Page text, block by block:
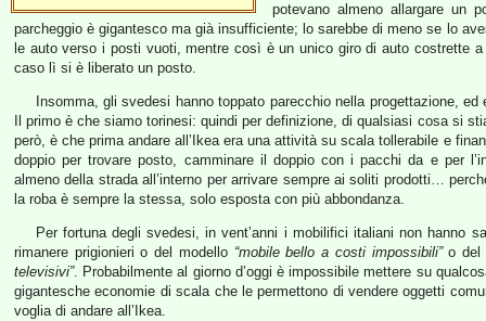
potevano almeno allargare un
parcheggio è gigantesco ma già insufficiente; lo sarebbe di meno se lo
le auto verso i posti vuoti, mentre così è un unico giro di auto costrette
caso lì si è liberato un posto.
Insomma, gli svedesi hanno toppato parecchio nella progettazione,
Il primo è che siamo torinesi: quindi per definizione, di qualsiasi cosa si
però, è che prima andare all’Ikea era una attività su scala tollerabile e
doppio per trovare posto, camminare il doppio con i pacchi da e per
almeno della strada all’interno per arrivare sempre ai soliti prodotti…
la roba è sempre la stessa, solo esposta con più abbondanza.
Per fortuna degli svedesi, in vent’anni i mobilifici italiani non hanno
rimanere prigionieri o del modello “mobile bello a costi impossibili”o del
televisivi”. Probabilmente al giorno d’oggi è impossibile mettere su
gigantesche economie di scala che le permettono di vendere oggetti
voglia di andare all’Ikea.